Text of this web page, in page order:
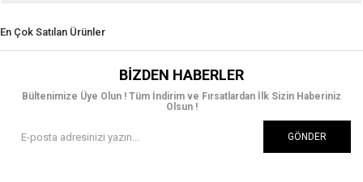
En Çok Satılan Ürünler
BIZDEN HABERLER
Bültenimize Üye Olun ! Tüm İndirim ve Fırsatlardan İlk Sizin Haberiniz
Olsun !
GÖNDER